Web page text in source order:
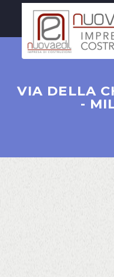
VIA DELLA
-